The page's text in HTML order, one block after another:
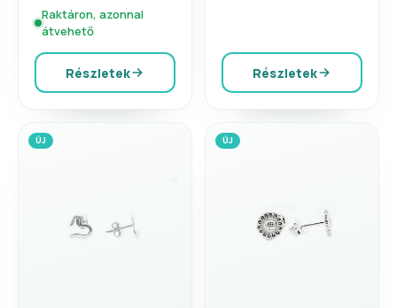
Raktáron, azonnal
átvehető
Részletek Részletek
ÚJ ÚJ